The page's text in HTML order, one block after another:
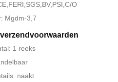
O
Mgdm-3,7
1 reeks
naakt